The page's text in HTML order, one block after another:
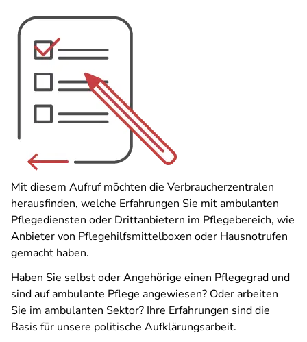
Mit diesem Aufruf möchten die Verbraucherzentralen
herausfinden, welche Erfahrungen Sie mit ambulanten
Pflegediensten oder Drittanbietern im Pflegebereich, wie
Anbieter von Pflegehilfsmittelboxen oder Hausnotrufen
gemacht haben.
Haben Sie selbst oder Angehörige einen Pflegegrad und
sind auf ambulante Pflege angewiesen? Oder arbeiten
Sie im ambulanten Sektor? Ihre Erfahrungen sind die
Basis für unsere politische Aufklärungsarbeit.